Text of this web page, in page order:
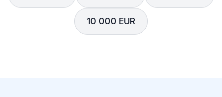
10 000 EUR